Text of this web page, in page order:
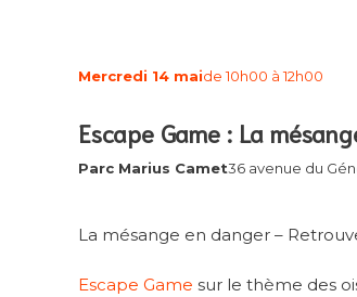
Mercredi 14 maide 10h00 à 12h00
Escape Game : La
Parc Marius Camet36 avenue du
La mésange en danger –
Escape Game sur le thème des